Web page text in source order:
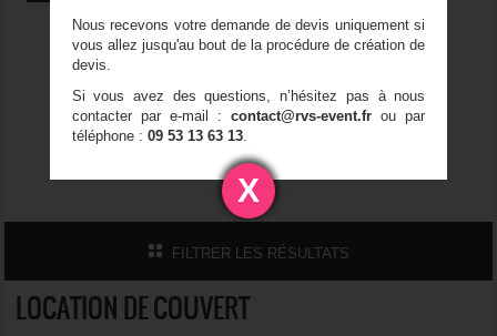
CUILLÈRE
FILTRER LES RÉSULTATS
LOCATION DE COUVERT
X
Nous recevons votre demande de devis uniquement si
vous allez jusqu'au bout de la procédure de création de
devis.
Si vous avez des questions, n’hésitez pas à nous
contacter par e-mail :contact@rvs-event.fr ou par
téléphone : 09 53 13 63 13.